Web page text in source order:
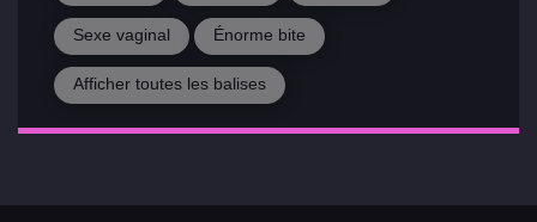
Sexe vaginal Énorme bite
Afficher toutes les balises